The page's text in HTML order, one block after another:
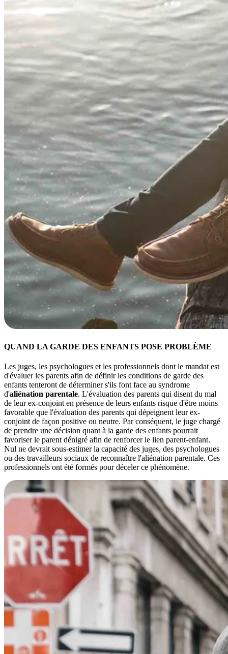
QUAND LA GARDE DES ENFANTS POSE PROBLÈME
Les juges, les psychologues et les professionnels dont le mandat est
d'évaluer les parents afin de définir les conditions de garde des
enfants tenteront de déterminer s'ils font face au syndrome
d'aliénation parentale. L'évaluation des parents qui disent du mal
de leur ex-conjoint en présence de leurs enfants risque d'être moins
favorable que l'évaluation des parents qui dépeignent leur ex-
conjoint de façon positive ou neutre. Par conséquent, le juge chargé
de prendre une décision quant à la garde des enfants pourrait
favoriser le parent dénigré afin de renforcer le lien parent-enfant.
Nul ne devrait sous-estimer la capacité des juges, des psychologues
ou des travailleurs sociaux de reconnaître l'aliénation parentale. Ces
professionnels ont été formés pour déceler ce phénomène.